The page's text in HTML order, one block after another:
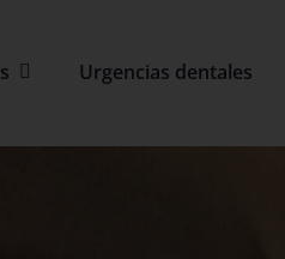
Urgencias dentales